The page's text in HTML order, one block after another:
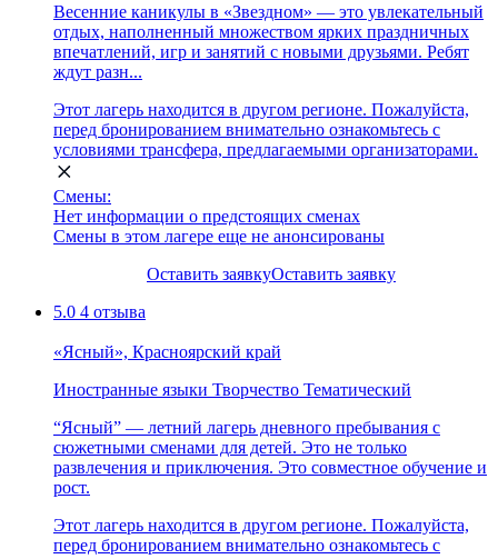
Весенние каникулы в «Звездном» — это увлекательный
отдых, наполненный множеством ярких праздничных
впечатлений, игр и занятий с новыми друзьями. Ребят
ждут разн...
Этот лагерь находится в другом регионе. Пожалуйста,
перед бронированием внимательно ознакомьтесь с
условиями трансфера, предлагаемыми организаторами.
Смены:
Нет информации о предстоящих сменах
Смены в этом лагере еще не анонсированы
Оставить заявкуОставить заявку
5.0 4 отзыва
«Ясный», Красноярский край
Иностранные языки Творчество Тематический
“Ясный” — летний лагерь дневного пребывания с
сюжетными сменами для детей. Это не только
развлечения и приключения. Это совместное обучение и
рост.
Этот лагерь находится в другом регионе. Пожалуйста,
перед бронированием внимательно ознакомьтесь с